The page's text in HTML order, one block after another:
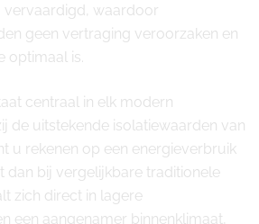
waardoor
geen vertraging veroorzaken en
optimaal is.
centraal in elk modern
de uitstekende isolatiewaarden van
u rekenen op een energieverbruik
dan bij vergelijkbare traditionele
zich direct in lagere
een aangenamer binnenklimaat,